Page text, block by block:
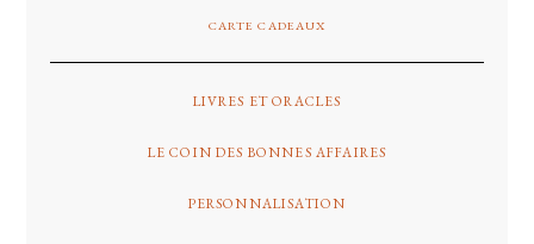
CARTE CADEAUX
LIVRES ET ORACLES
LE COIN DES BONNES AFFAIRES
PERSONNALISATION